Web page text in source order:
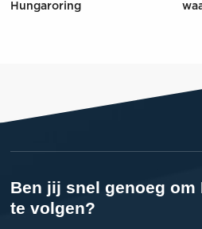
Hungaroring
Ben jij snel genoeg om
te volgen?